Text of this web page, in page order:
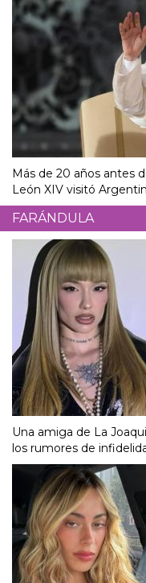
Más de 20 años antes
León XIV visitó
FARÁNDULA
Una amiga de La
los rumores de